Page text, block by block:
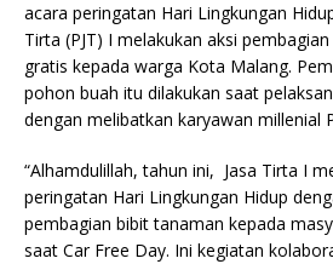
acara peringatan Hari Lingkungan
Tirta (PJT) I melakukan aksi
gratis kepada warga Kota Malang.
pohon buah itu dilakukan saat
dengan melibatkan karyawan millenial
“Alhamdulillah, tahun ini, Jasa Tirta I
peringatan Hari Lingkungan Hidup
pembagian bibit tanaman kepada
saat Car Free Day. Ini kegiatan